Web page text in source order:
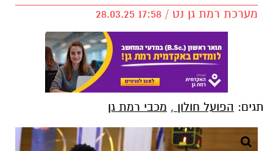
מערכת רמת גן נט / 17:58 28.03.25
תגים: הפועל חולון , מכבי רמת גן